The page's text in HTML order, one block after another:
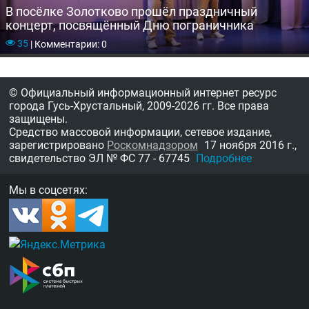
В посёлке Золотково прошёл праздничный
концерт, посвящённый Дню пограничника
35 |Комментарии: 0
© Официальный информационный интернет ресурс
города Гусь-Хрустальный, 2009-2026 гг. Все права
защищены.
Средство массовой информации, сетевое издание,
зарегистрировано Роскомнадзором 17 ноября 2016 г.,
свидетельство ЭЛ № ФС 77 - 67745 Подробнее
Мы в соцсетях: